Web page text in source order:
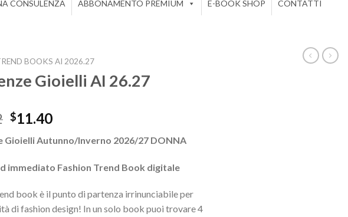
CONSULENZA ABBONAMENTO PREMIUM E-BOOK SHOP CONTATTI
BOOKS AI 2026.27
Gioielli AI 26.27
Il
originale
$60.42.
$11.40Il
attuale
$11.40.
Gioielli Autunno/Inverno 2026/27 DONNA
immediato Fashion Trend Book digitale
book è il punto di partenza irrinunciabile per
di fashion design! In un solo book puoi trovare 4